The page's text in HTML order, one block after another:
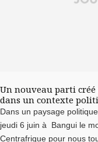
Un nouveau parti
dans un contexte
Dans un paysage
jeudi 6 juin à Bangui le
Centrafrique pour nous